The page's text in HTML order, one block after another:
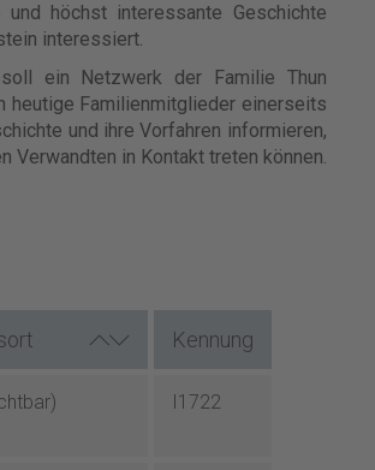
und höchst interessante Geschichte
interessiert.
soll ein Netzwerk der Familie Thun
heutige Familienmitglieder einerseits
und ihre Vorfahren informieren,
Verwandten in Kontakt treten können.
Kennung
I1722